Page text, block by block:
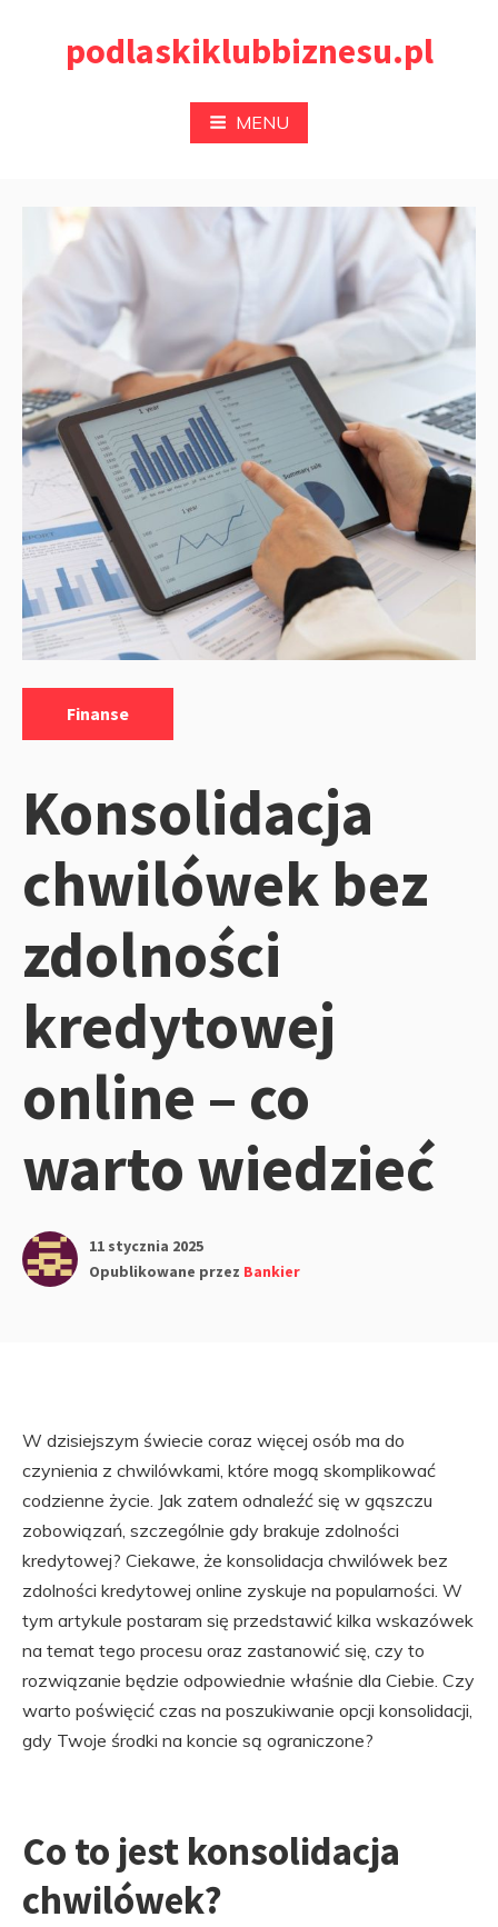
podlaskiklubbiznesu.pl
MENU
Finanse
Konsolidacja
chwilówek bez
zdolności
kredytowej
online – co
warto wiedzieć
11 stycznia 2025
Opublikowane przez Bankier
W dzisiejszym świecie coraz więcej osób ma do
czynienia z chwilówkami, które mogą skomplikować
codzienne życie. Jak zatem odnaleźć się w gąszczu
zobowiązań, szczególnie gdy brakuje zdolności
kredytowej? Ciekawe, że konsolidacja chwilówek bez
zdolności kredytowej online zyskuje na popularności. W
tym artykule postaram się przedstawić kilka wskazówek
na temat tego procesu oraz zastanowić się, czy to
rozwiązanie będzie odpowiednie właśnie dla Ciebie. Czy
warto poświęcić czas na poszukiwanie opcji konsolidacji,
gdy Twoje środki na koncie są ograniczone?
Co to jest konsolidacja
chwilówek?